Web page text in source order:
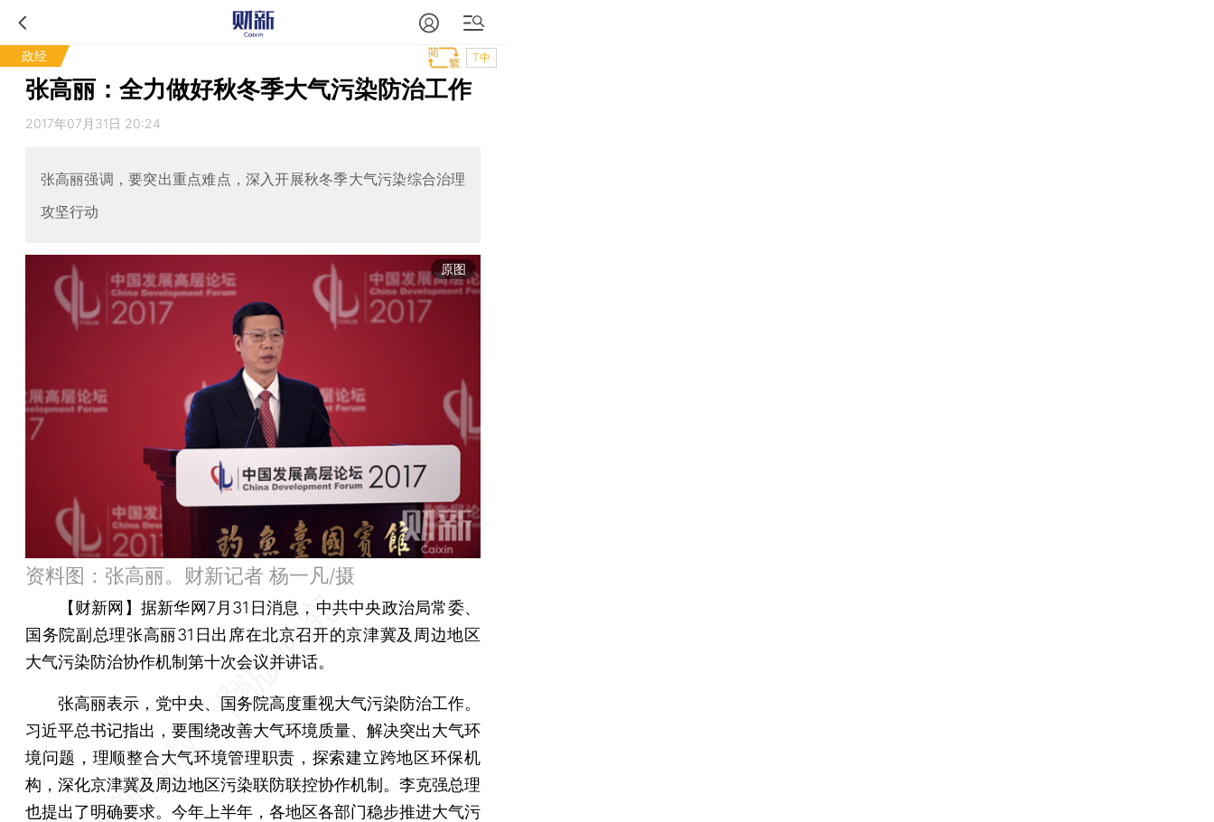
政经 T中
张高丽：全力做好秋冬季大气污染防治工作
2017年07月31日 20:24
张高丽强调，要突出重点难点，深入开展秋冬季大气污染综合治理
攻坚行动
原图
资料图：张高丽。财新记者 杨一凡/摄
【财新网】 据新华网7月31日消息，中共中央政治局常委、
国务院副总理张高丽31日出席在北京召开的京津冀及周边地区
大气污染防治协作机制第十次会议并讲话。
张高丽表示，党中央、国务院高度重视大气污染防治工作。
习近平总书记指出，要围绕改善大气环境质量、解决突出大气环
境问题，理顺整合大气环境管理职责，探索建立跨地区环保机
构，深化京津冀及周边地区污染联防联控协作机制。李克强总理
也提出了明确要求。今年上半年，各地区各部门稳步推进大气污